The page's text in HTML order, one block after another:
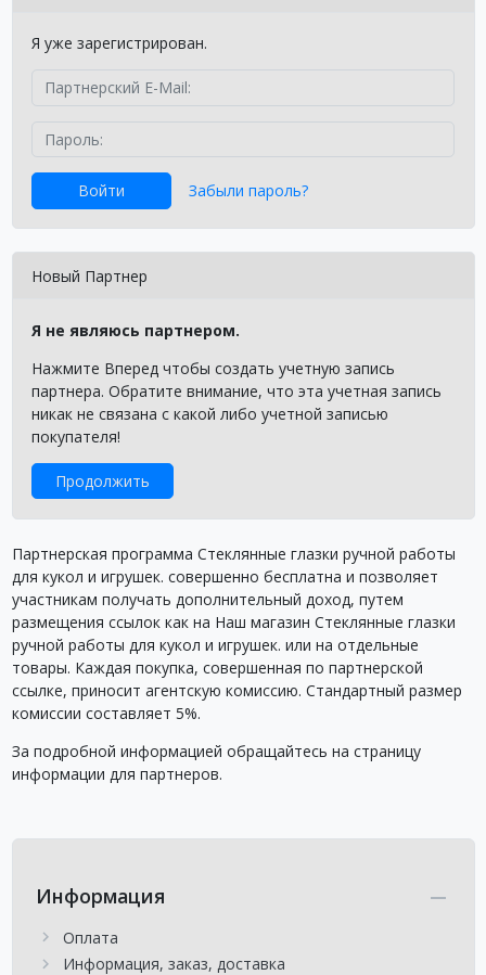
Я уже зарегистрирован.
Забыли пароль?
Новый Партнер
Я не являюсь партнером.
Нажмите Вперед чтобы создать учетную запись
партнера. Обратите внимание, что эта учетная запись
никак не связана с какой либо учетной записью
покупателя!
Продолжить
Партнерская программа Стеклянные глазки ручной работы
для кукол и игрушек. совершенно бесплатна и позволяет
участникам получать дополнительный доход, путем
размещения ссылок как на Наш магазин Стеклянные глазки
ручной работы для кукол и игрушек. или на отдельные
товары. Каждая покупка, совершенная по партнерской
ссылке, приносит агентскую комиссию. Стандартный размер
комиссии составляет 5%.
За подробной информацией обращайтесь на страницу
информации для партнеров.
Информация
Оплата
Информация, заказ, доставка